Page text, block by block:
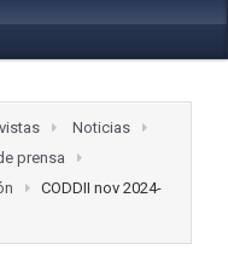
Noticias
prensa
CODDII nov 2024-